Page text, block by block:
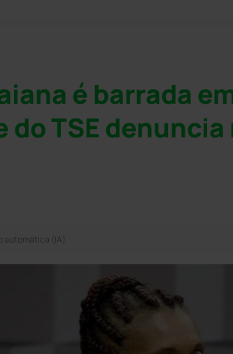
é barrada
TSE
automática (IA)